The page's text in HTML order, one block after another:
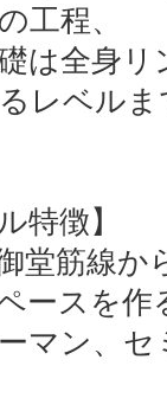
工程、
は全身
レベルま
特徴】
堂筋線か
ースを
マン、